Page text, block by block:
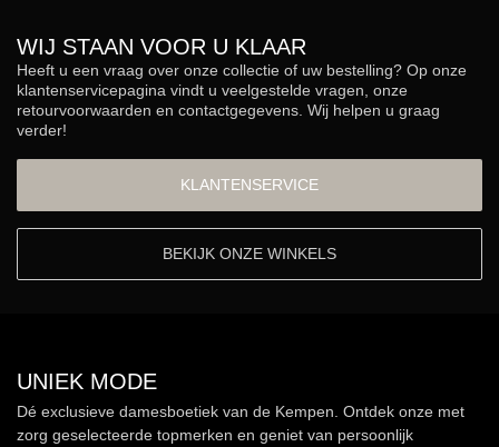
WIJ STAAN VOOR U KLAAR
Heeft u een vraag over onze collectie of uw bestelling? Op onze
klantenservicepagina vindt u veelgestelde vragen, onze
retourvoorwaarden en contactgegevens. Wij helpen u graag
verder!
KLANTENSERVICE
BEKIJK ONZE WINKELS
UNIEK MODE
Dé exclusieve damesboetiek van de Kempen. Ontdek onze met
zorg geselecteerde topmerken en geniet van persoonlijk